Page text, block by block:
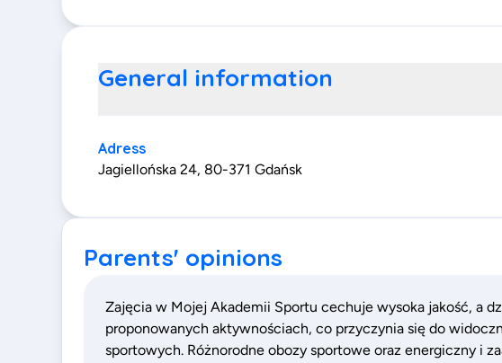
General information
Adress
Jagiellońska 24, 80-371 Gdańsk
Parents' opinions
Zajęcia w Mojej Akademii Sportu cechuje wysoka jakość, a
proponowanych aktywnościach, co przyczynia się do
sportowych. Różnorodne obozy sportowe oraz energiczny i